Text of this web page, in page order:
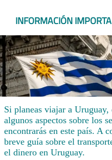
INFORMACIÓN
Si planeas viajar a
algunos aspectos sobre los
encontrarás en este país. A
breve guía sobre el
el dinero en Uruguay.